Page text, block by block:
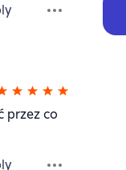
przez co